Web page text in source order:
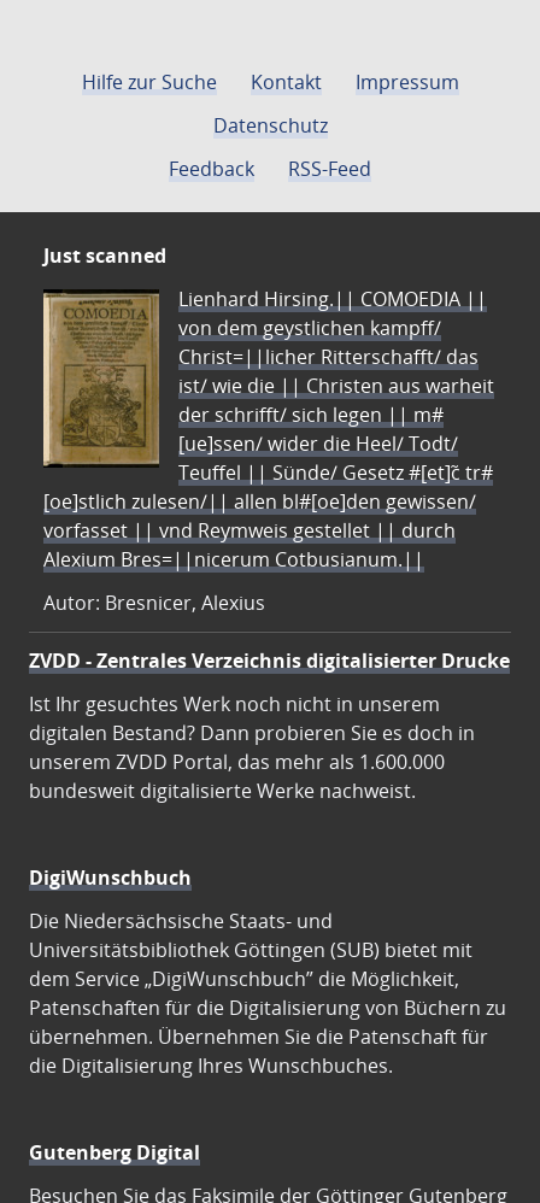
Hilfe zur Suche Kontakt
Impressum
Datenschutz
Feedback
RSS-Feed
Just scanned
Lienhard Hirsing.|| COMOEDIA ||
von dem geystlichen kampff/
Christ=||licher Ritterschafft/ das
ist/ wie die || Christen aus warheit
der schrifft/ sich legen || m#
[ue]ssen/ wider die Heel/ Todt/
Teuffel || Sünde/ Gesetz #[et]c̃ tr#
[oe]stlich zulesen/|| allen bl#[oe]den gewissen/
vorfasset || vnd Reymweis gestellet || durch
Alexium Bres=||nicerum Cotbusianum.||
Autor: Bresnicer, Alexius
ZVDD - Zentrales Verzeichnis digitalisierter Drucke
Ist Ihr gesuchtes Werk noch nicht in unserem
digitalen Bestand? Dann probieren Sie es doch in
unserem ZVDD Portal, das mehr als 1.600.000
bundesweit digitalisierte Werke nachweist.
DigiWunschbuch
Die Niedersächsische Staats- und
Universitätsbibliothek Göttingen (SUB) bietet mit
dem Service „DigiWunschbuch” die Möglichkeit,
Patenschaften für die Digitalisierung von Büchern zu
übernehmen. Übernehmen Sie die Patenschaft für
die Digitalisierung Ihres Wunschbuches.
Gutenberg Digital
Besuchen Sie das Faksimile der Göttinger Gutenberg